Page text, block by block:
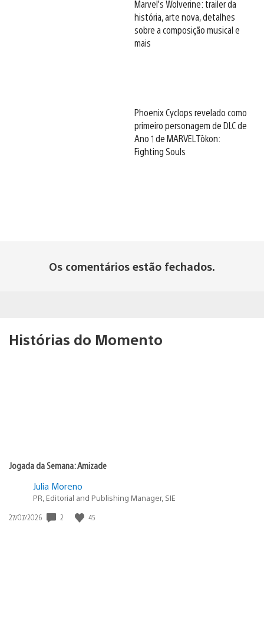
Marvel’s Wolverine: trailer da
história, arte nova, detalhes
sobre a composição musical e
mais
Phoenix Cyclops revelado como
primeiro personagem de DLC de
Ano 1 de MARVEL Tōkon:
Fighting Souls
Os comentários estão fechados.
Histórias do Momento
Jogada da Semana: Amizade
Julia Moreno
PR, Editorial and Publishing Manager, SIE
Data
27/07/2026 2 45